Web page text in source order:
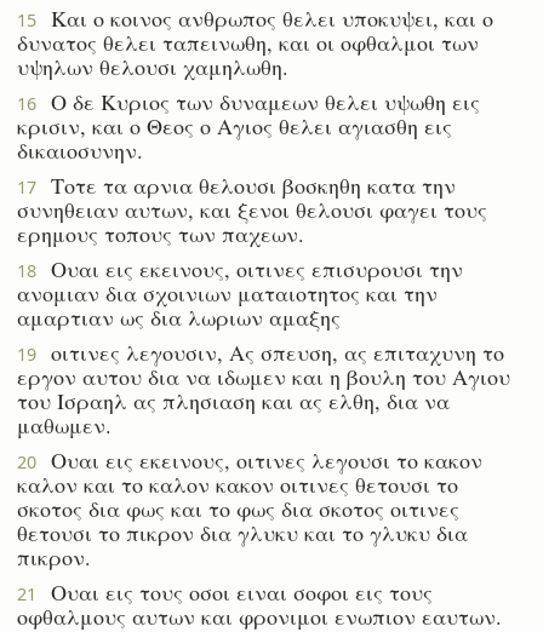
15
Και ο κοινος ανθρωπος θελει υποκυψει, και ο
δυνατος θελει ταπεινωθη, και οι οφθαλμοι των
υψηλων θελουσι χαμηλωθη.
16
Ο δε Κυριος των δυναμεων θελει υψωθη εις
κρισιν, και ο Θεος ο Αγιος θελει αγιασθη εις
δικαιοσυνην.
17
Τοτε τα αρνια θελουσι βοσκηθη κατα την
συνηθειαν αυτων, και ξενοι θελουσι φαγει τους
ερημους τοπους των παχεων.
18
Ουαι εις εκεινους, οιτινες επισυρουσι την
ανομιαν δια σχοινιων ματαιοτητος και την
αμαρτιαν ως δια λωριων αμαξης
19
οιτινες λεγουσιν, Ας σπευση, ας επιταχυνη το
εργον αυτου δια να ιδωμεν και η βουλη του Αγιου
του Ισραηλ ας πλησιαση και ας ελθη, δια να
μαθωμεν.
20
Ουαι εις εκεινους, οιτινες λεγουσι το κακον
καλον και το καλον κακον οιτινες θετουσι το
σκοτος δια φως και το φως δια σκοτος οιτινες
θετουσι το πικρον δια γλυκυ και το γλυκυ δια
πικρον.
21
Ουαι εις τους οσοι ειναι σοφοι εις τους
οφθαλμους αυτων και φρονιμοι ενωπιον εαυτων.